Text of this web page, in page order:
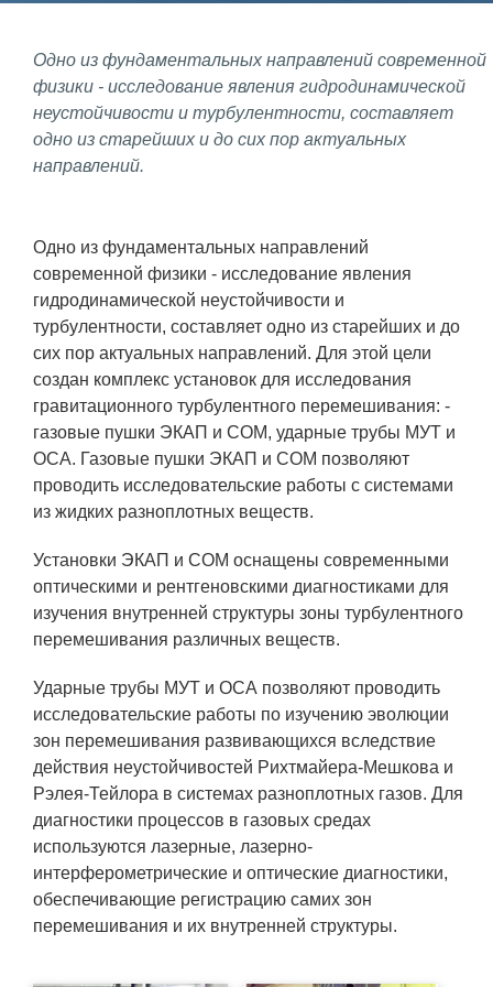
Фундаментальные и прикладные
исследования
Газодинамические исследования
Экспериментальная база
Забабахинские научные чтения
Семинар «Радиационная физика
металлов и сплавов»
Аспирантура
Премии молодым ученым
Интеллектуальная собственность
Семинар «Моделирование технологий
ЯТЦ»
Зимняя школа по физике высоких
плотностей энергий
Молодежная научно-техническая
конференция «Исследования.
Технологии. Развитие»
ПРОДУКЦИЯ И УСЛУГИ
ДПО и ПО (Дополнительное
профессиональное образование и
профессиональное обучение)
Лазерные технологии
Одно из фундаментальных направлений современной
физики - исследование явления гидродинамической
неустойчивости и турбулентности, составляет
одно из старейших и до сих пор актуальных
направлений.
Одно из фундаментальных направлений
современной физики - исследование явления
гидродинамической неустойчивости и
турбулентности, составляет одно из старейших и до
сих пор актуальных направлений. Для этой цели
создан комплекс установок для исследования
гравитационного турбулентного перемешивания: -
газовые пушки ЭКАП и СОМ, ударные трубы МУТ и
ОСА. Газовые пушки ЭКАП и СОМ позволяют
проводить исследовательские работы с системами
из жидких разноплотных веществ.
Установки ЭКАП и СОМ оснащены современными
оптическими и рентгеновскими диагностиками для
изучения внутренней структуры зоны турбулентного
перемешивания различных веществ.
Ударные трубы МУТ и ОСА позволяют проводить
исследовательские работы по изучению эволюции
зон перемешивания развивающихся вследствие
действия неустойчивостей Рихтмайера-Мешкова и
Рэлея-Тейлора в системах разноплотных газов. Для
диагностики процессов в газовых средах
используются лазерные, лазерно-
интерферометрические и оптические диагностики,
обеспечивающие регистрацию самих зон
перемешивания и их внутренней структуры.